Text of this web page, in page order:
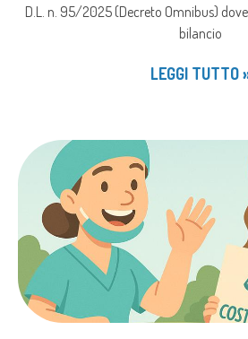
D.L. n. 95/2025 (Decreto Omnibus) dove
bilancio
LEGGI TUTTO